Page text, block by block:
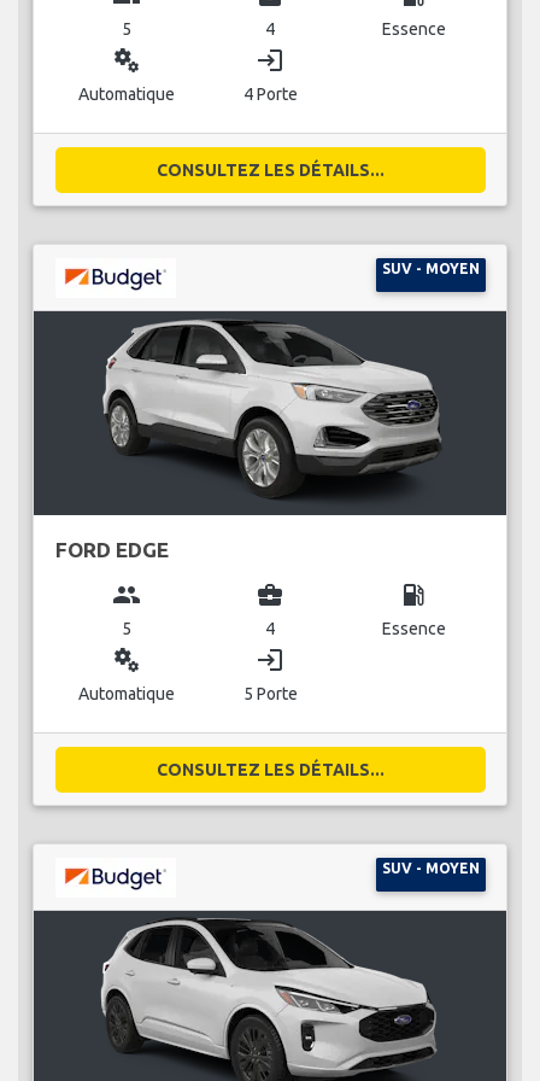
5 4 Essence
miscellaneous_services
Automatique
login
4 Porte
CONSULTEZ LES DÉTAILS...
SUV - MOYEN
FORD EDGE
group
5
business_center
4
local_gas_station
Essence
miscellaneous_services
Automatique
login
5 Porte
CONSULTEZ LES DÉTAILS...
SUV - MOYEN